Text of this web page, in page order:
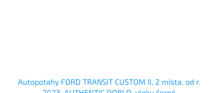
Autopotahy FORD TRANSIT CUSTOM II, 2 místa, od r.